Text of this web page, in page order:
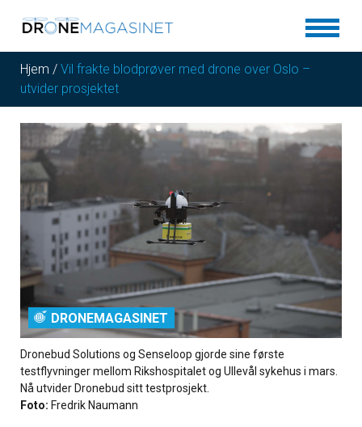
Hjem / Vil frakte blodprøver med drone over Oslo –
utvider prosjektet
DRONEMAGASINET
Dronebud Solutions og Senseloop gjorde sine første
testflyvninger mellom Rikshospitalet og Ullevål sykehus i mars.
Nå utvider Dronebud sitt testprosjekt.
Foto: Fredrik Naumann